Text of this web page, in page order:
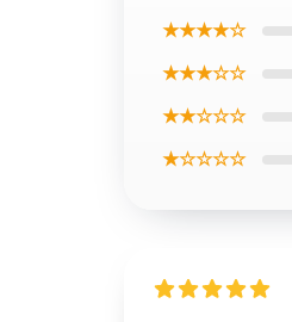
★★★★☆
★★★☆☆
★★☆☆☆
★☆☆☆☆